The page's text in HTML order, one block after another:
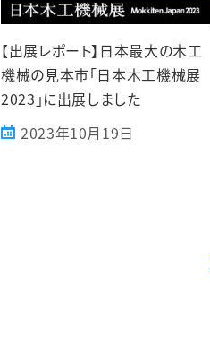
【出展レポート】日本最大の木工
機械の見本市「日本木工機械展
2023」に出展しました
2023年10月19日